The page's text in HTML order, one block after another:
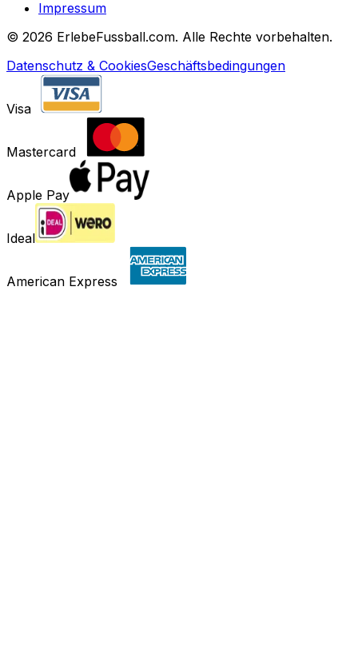
Impressum
© 2026 ErlebeFussball.com. Alle Rechte vorbehalten.
Datenschutz & CookiesGeschäftsbedingungen
Visa
Mastercard
Apple Pay
Ideal
American Express